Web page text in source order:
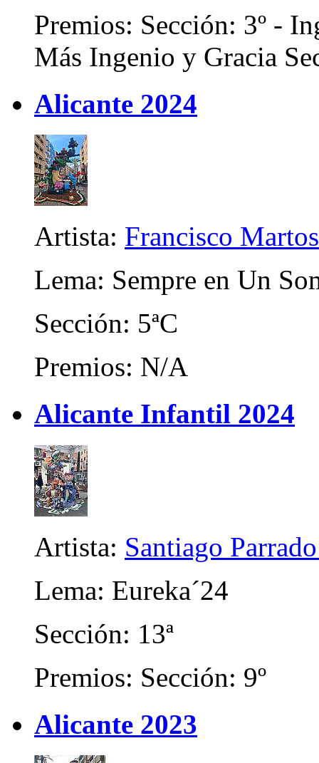
Premios: Sección: 3º -
Más Ingenio y Gracia
Alicante 2024
Artista: Francisco
Lema: Sempre en Un
Sección: 5ªC
Premios: N/A
Alicante Infantil 2024
Artista: Santiago
Lema: Eureka´24
Sección: 13ª
Premios: Sección: 9º
Alicante 2023